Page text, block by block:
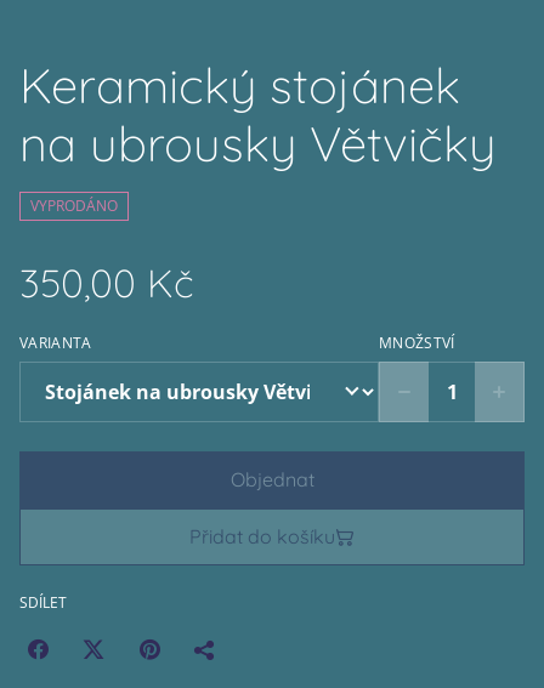
Keramický stojánek
na ubrousky Větvičky
VYPRODÁNO
350,00 Kč
VARIANTA MNOŽSTVÍ
Objednat
Přidat do košíku
SDÍLET